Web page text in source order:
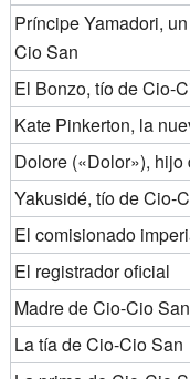
Príncipe Yamadori,
Cio San
El Bonzo, tío de Cio-
Kate Pinkerton, la
Dolore («Dolor»),
Yakusidé, tío de Cio-
El comisionado
El registrador oficial
Madre de Cio-Cio San
La tía de Cio-Cio San